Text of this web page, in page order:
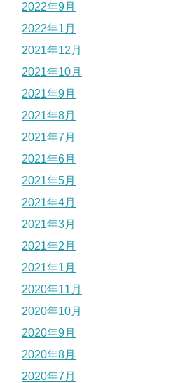
2022年9月
2022年1月
2021年12月
2021年10月
2021年9月
2021年8月
2021年7月
2021年6月
2021年5月
2021年4月
2021年3月
2021年2月
2021年1月
2020年11月
2020年10月
2020年9月
2020年8月
2020年7月